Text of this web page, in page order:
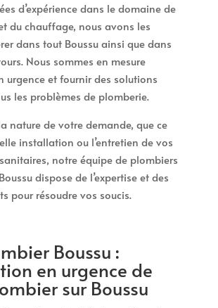
d’expérience dans le domaine de
du chauffage, nous avons les
dans tout Boussu ainsi que dans
Nous sommes en mesure
urgence et fournir des solutions
les problèmes de plomberie.
nature de votre demande, que ce
installation ou l’entretien de vos
notre équipe de plombiers
dispose de l’expertise et des
pour résoudre vos soucis.
Boussu :
en urgence de
sur Boussu